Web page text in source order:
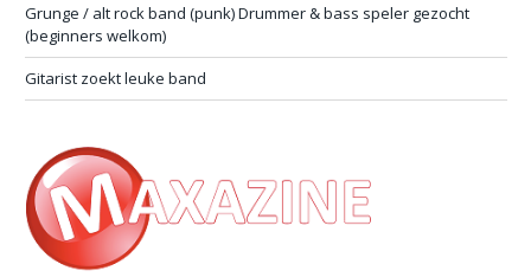
Grunge / alt rock band (punk) Drummer & bass speler gezocht
(beginners welkom)
Gitarist zoekt leuke band